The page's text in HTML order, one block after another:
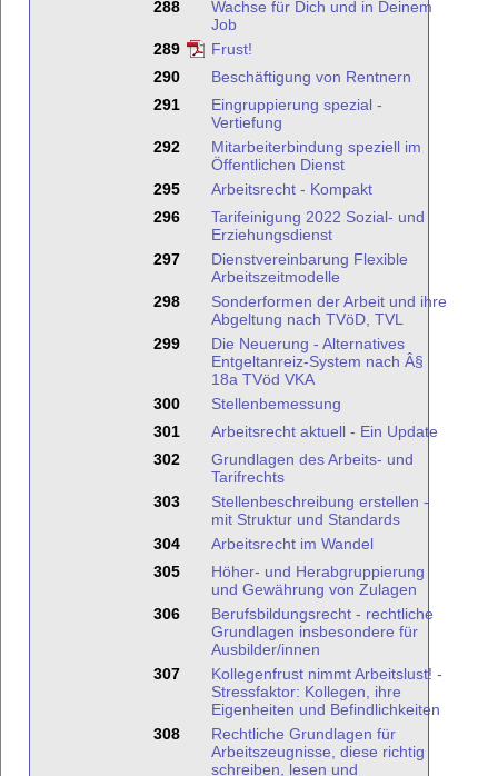
288
Wachse für Dich und in Deinem
Job
289
Frust!
290
Beschäftigung von Rentnern
291
Eingruppierung spezial -
Vertiefung
292
Mitarbeiterbindung speziell im
Öffentlichen Dienst
295
Arbeitsrecht - Kompakt
296
Tarifeinigung 2022 Sozial- und
Erziehungsdienst
297
Dienstvereinbarung Flexible
Arbeitszeitmodelle
298
Sonderformen der Arbeit und ihre
Abgeltung nach TVöD, TVL
299
Die Neuerung - Alternatives
Entgeltanreiz-System nach Â§
18a TVöd VKA
300
Stellenbemessung
301
Arbeitsrecht aktuell - Ein Update
302
Grundlagen des Arbeits- und
Tarifrechts
303
Stellenbeschreibung erstellen -
mit Struktur und Standards
304
Arbeitsrecht im Wandel
305
Höher- und Herabgruppierung
und Gewährung von Zulagen
306
Berufsbildungsrecht - rechtliche
Grundlagen insbesondere für
Ausbilder/innen
307
Kollegenfrust nimmt Arbeitslust! -
Stressfaktor: Kollegen, ihre
Eigenheiten und Befindlichkeiten
308
Rechtliche Grundlagen für
Arbeitszeugnisse, diese richtig
schreiben, lesen und